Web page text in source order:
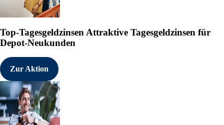
Top-Tagesgeldzinsen Attraktive Tagesgeldzinsen für
Depot-Neukunden
Zur Aktion